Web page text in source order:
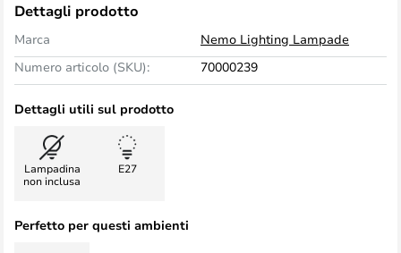
Dettagli prodotto
Marca
Nemo Lighting Lampade
Numero articolo (SKU):
70000239
Dettagli utili sul prodotto
Lampadina
non inclusa
E27
Perfetto per questi ambienti